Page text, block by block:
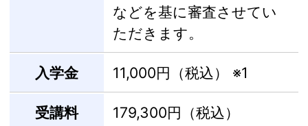
などを基に審査させてい
ただきます。
入学金 11,000円（税込） ※1
受講料 179,300円（税込）